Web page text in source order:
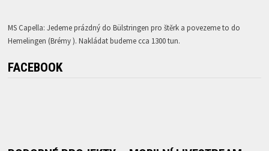
MS Capella: Jedeme prázdný do Bülstringen pro štěrk a povezeme to do
Hemelingen (Brémy ). Nakládat budeme cca 1300 tun.
FACEBOOK